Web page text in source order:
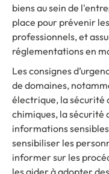
biens au sein de
place pour prévenir
professionnels, et
réglementations en
Les consignes
de domaines,
électrique, la sécurité
chimiques, la sécurité
informations
sensibiliser les
informer sur les
les aider à adopter